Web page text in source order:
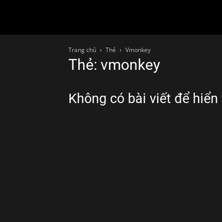
Trang chủ Thẻ Vmonkey
Thẻ: vmonkey
Không có bài viết để